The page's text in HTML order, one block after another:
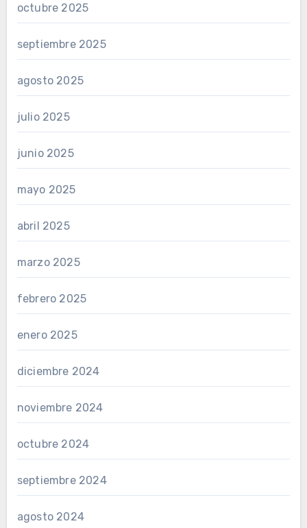
octubre 2025
septiembre 2025
agosto 2025
julio 2025
junio 2025
mayo 2025
abril 2025
marzo 2025
febrero 2025
enero 2025
diciembre 2024
noviembre 2024
octubre 2024
septiembre 2024
agosto 2024